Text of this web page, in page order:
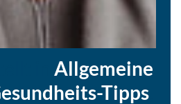
Allgemeine
Tipps